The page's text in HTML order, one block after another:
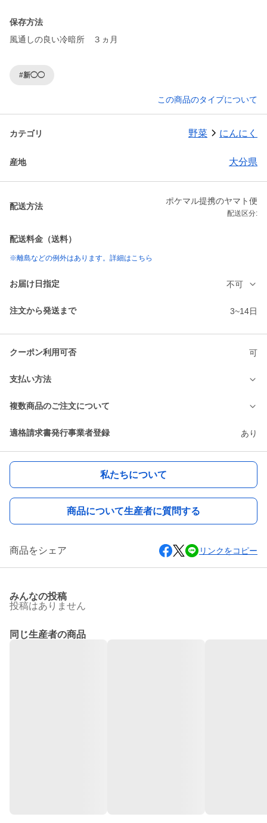
保存方法
風通しの良い冷暗所 ３ヵ月
#新◯◯
この商品のタイプについて
カテゴリ 野菜 にんにく
産地 大分県
配送方法
ポケマル提携のヤマト便
配送区分:
配送料金（送料）
※離島などの例外はあります。詳細はこちら
お届け日指定 不可
注文から発送まで 3~14日
クーポン利用可否 可
支払い方法
複数商品のご注文について
適格請求書発行事業者登録 あり
私たちについて
商品について生産者に質問する
商品をシェア リンクをコピー
みんなの投稿
投稿はありません
同じ生産者の商品